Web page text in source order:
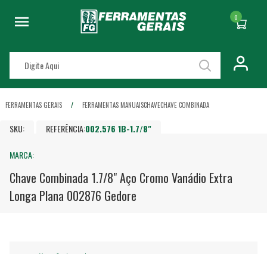
0
FERRAMENTAS GERAIS FERRAMENTAS MANUAISCHAVECHAVE COMBINADA
SKU: REFERÊNCIA:002.576 1B-1.7/8"
MARCA:
Chave Combinada 1.7/8" Aço Cromo Vanádio Extra
Longa Plana 002876 Gedore